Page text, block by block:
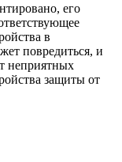
его
в
повредиться, и
неприятных
защиты от